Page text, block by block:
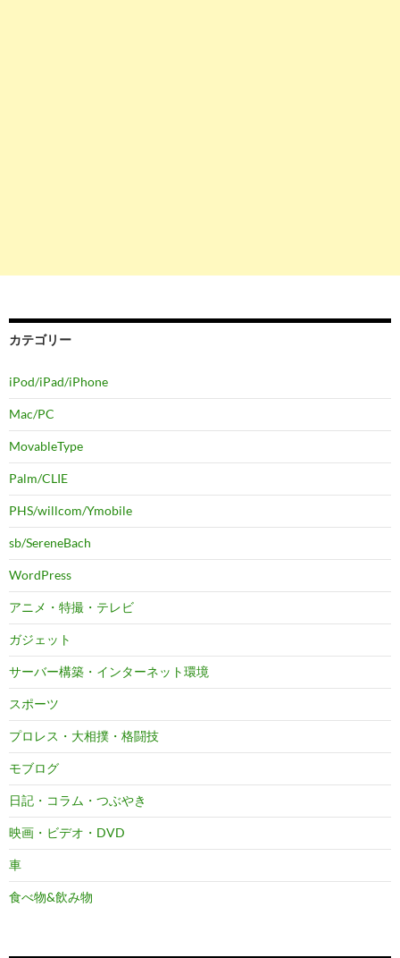
カテゴリー
iPod/iPad/iPhone
Mac/PC
MovableType
Palm/CLIE
PHS/willcom/Ymobile
sb/SereneBach
WordPress
アニメ・特撮・テレビ
ガジェット
サーバー構築・インターネット環境
スポーツ
プロレス・大相撲・格闘技
モブログ
日記・コラム・つぶやき
映画・ビデオ・DVD
車
食べ物&飲み物